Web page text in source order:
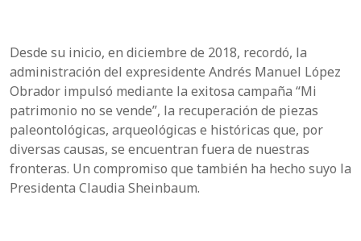
Desde su inicio, en diciembre de 2018, recordó, la
administración del expresidente Andrés Manuel López
Obrador impulsó mediante la exitosa campaña “Mi
patrimonio no se vende”, la recuperación de piezas
paleontológicas, arqueológicas e históricas que, por
diversas causas, se encuentran fuera de nuestras
fronteras. Un compromiso que también ha hecho suyo la
Presidenta Claudia Sheinbaum.